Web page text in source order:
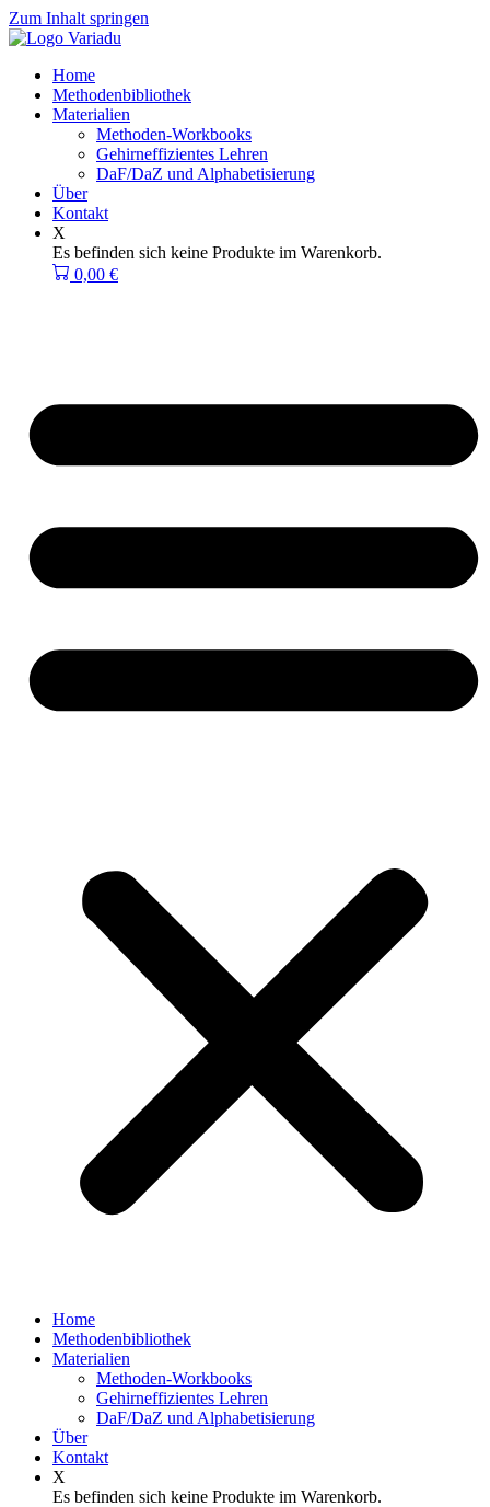
Zum Inhalt springen
Home
Methodenbibliothek
Materialien
Methoden-Workbooks
Gehirneffizientes Lehren
DaF/DaZ und Alphabetisierung
Über
Kontakt
X
Es befinden sich keine Produkte im Warenkorb.
0,00 €
Home
Methodenbibliothek
Materialien
Methoden-Workbooks
Gehirneffizientes Lehren
DaF/DaZ und Alphabetisierung
Über
Kontakt
X
Es befinden sich keine Produkte im Warenkorb.